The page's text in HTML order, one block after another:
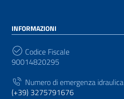
INFORMAZIONI
Codice Fiscale
90014820295
Numero di emergenza idraulica
(+39) 3275791676